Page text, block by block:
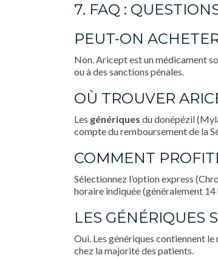
7. FAQ :
PEUT-ON
Non. Aricept est un médicament
ou à des sanctions pénales.
OÙ TROUVER
Les génériques du donépézil
compte du remboursement de la
COMMENT
Sélectionnez l’option express
horaire indiquée (généralement
LES GÉNÉRIQUES
Oui. Les génériques contiennent le
chez la majorité des patients.